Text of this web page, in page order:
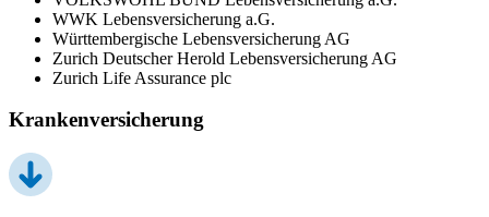
WWK Lebensversicherung a.G.
Württembergische Lebensversicherung AG
Zurich Deutscher Herold Lebensversicherung AG
Zurich Life Assurance plc
Krankenversicherung